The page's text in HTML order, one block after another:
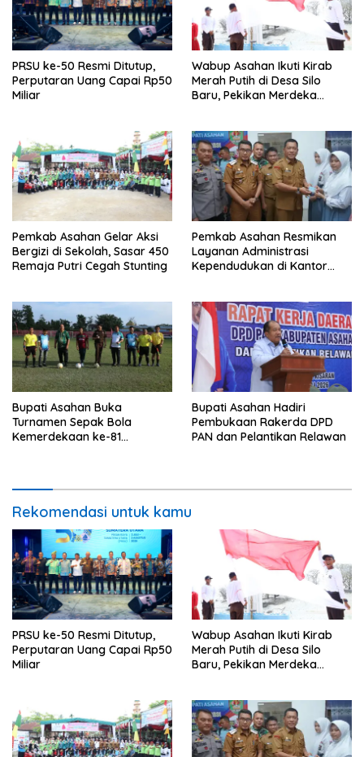
PRSU ke-50 Resmi Ditutup,
Perputaran Uang Capai Rp50
Miliar
Wabup Asahan Ikuti Kirab
Merah Putih di Desa Silo
Baru, Pekikan Merdeka
Pemkab Asahan Gelar Aksi
Bergizi di Sekolah, Sasar 450
Remaja Putri Cegah Stunting
Pemkab Asahan Resmikan
Layanan Administrasi
Kependudukan di Kantor
Bupati Asahan Buka
Turnamen Sepak Bola
Kemerdekaan ke-81
Bupati Asahan Hadiri
Pembukaan Rakerda DPD
PAN dan Pelantikan Relawan
Rekomendasi untuk kamu
PRSU ke-50 Resmi Ditutup,
Perputaran Uang Capai Rp50
Miliar
Wabup Asahan Ikuti Kirab
Merah Putih di Desa Silo
Baru, Pekikan Merdeka